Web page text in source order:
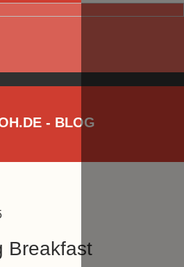
- BLOG
Breakfast